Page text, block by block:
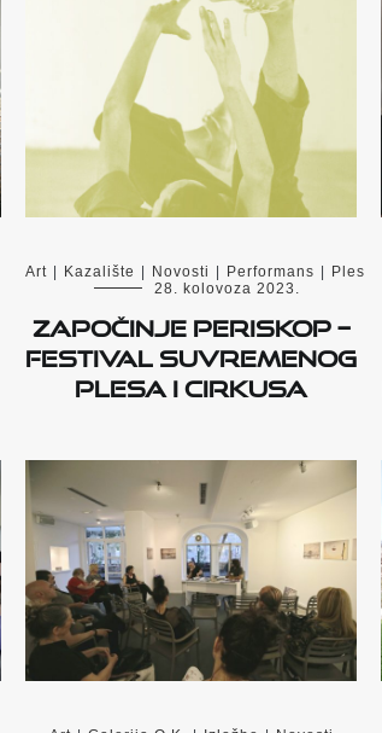
Art Kazalište Novosti Performans
Ples
28. kolovoza 2023.
Započinje PERISKOP –
festival suvremenog
plesa i cirkusa